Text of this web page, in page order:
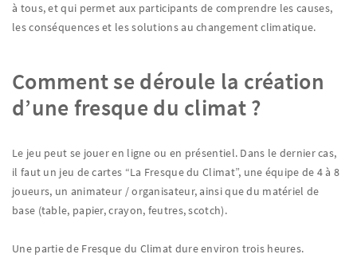
à tous, et qui permet aux participants de comprendre les causes,
les conséquences et les solutions au changement climatique.
Comment se déroule la création
d’une fresque du climat ?
Le jeu peut se jouer en ligne ou en présentiel. Dans le dernier cas,
il faut un jeu de cartes “La Fresque du Climat”, une équipe de 4 à 8
joueurs, un animateur / organisateur, ainsi que du matériel de
base (table, papier, crayon, feutres, scotch).
Une partie de Fresque du Climat dure environ trois heures.